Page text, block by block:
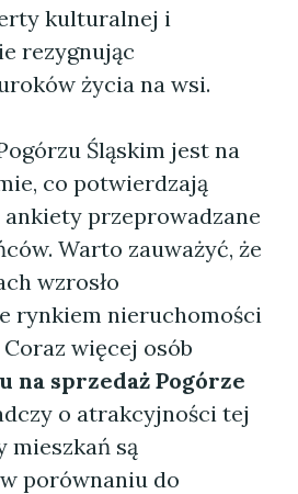
kulturalnej i
rezygnując
życia na wsi.
Śląskim jest na
co potwierdzają
przeprowadzane
Warto zauważyć, że
wzrosło
rynkiem nieruchomości
więcej osób
na sprzedaż Pogórze
o atrakcyjności tej
mieszkań są
porównaniu do